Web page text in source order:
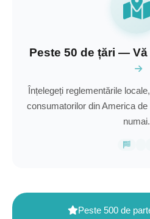
Peste 50 de țări —
Înțelegeți reglementările
consumatorilor din America
numai.
Peste 500 de